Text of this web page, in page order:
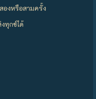
องหรือสามครั้ง
ทุกข์ได้